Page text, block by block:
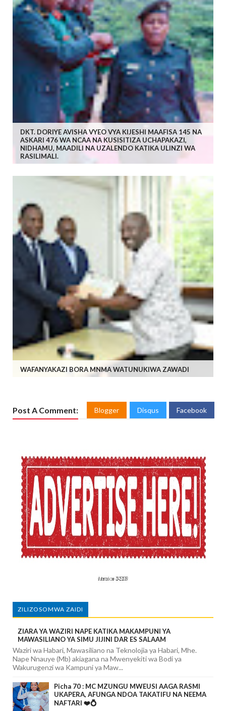
DKT. DORIYE AVISHA VYEO VYA KIJESHI MAAFISA 145 NA
ASKARI 476 WA NCAA NA KUSISITIZA UCHAPAKAZI,
NIDHAMU, MAADILI NA UZALENDO KATIKA ULINZI WA
RASILIMALI.
WAFANYAKAZI BORA MNMA WATUNUKIWA ZAWADI
Post A Comment: Blogger Disqus Facebook
ZILIZOSOMWA ZAIDI
ZIARA YA WAZIRI NAPE KATIKA MAKAMPUNI YA
MAWASILIANO YA SIMU JIJINI DAR ES SALAAM
Waziri wa Habari, Mawasiliano na Teknolojia ya Habari, Mhe.
Nape Nnauye (Mb) akiagana na Mwenyekiti wa Bodi ya
Wakurugenzi wa Kampuni ya Maw...
Picha 70 : MC MZUNGU MWEUSI AAGA RASMI
UKAPERA, AFUNGA NDOA TAKATIFU NA NEEMA
NAFTARI ❤️💍